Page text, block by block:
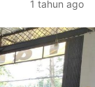
1 tahun ago